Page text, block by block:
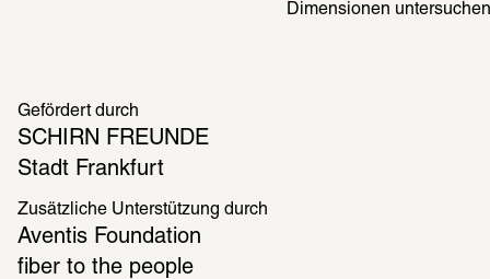
Dimensionen
Gefördert durch
SCHIRN FREUNDE
Stadt Frankfurt
Zusätzliche Unterstützung durch
Aventis Foundation
fiber to the people